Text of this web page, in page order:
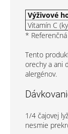
Výživové
Vitamín C
*
Tento
orechy a ani
alergénov.
1/4 čajovej
nesmie